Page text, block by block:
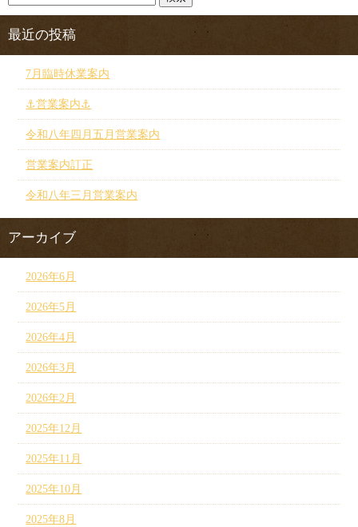
最近の投稿
7月臨時休業案内
⚓︎営業案内⚓︎
令和八年四月五月営業案内
営業案内訂正
令和八年三月営業案内
アーカイブ
2026年6月
2026年5月
2026年4月
2026年3月
2026年2月
2025年12月
2025年11月
2025年10月
2025年8月